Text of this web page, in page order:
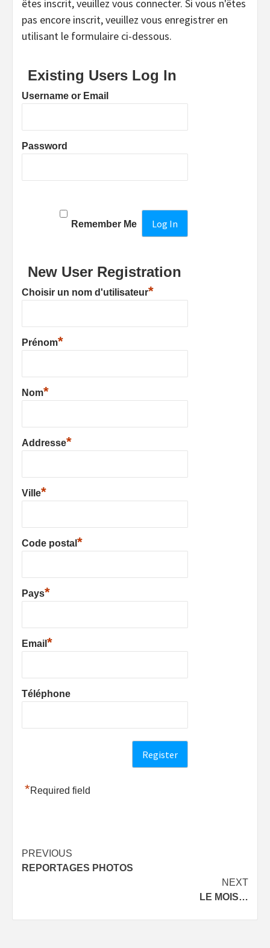
êtes inscrit, veuillez vous connecter. Si vous n'êtes
pas encore inscrit, veuillez vous enregistrer en
utilisant le formulaire ci-dessous.
Existing Users Log In
Username or Email
Password
Remember Me
New User Registration
Choisir un nom d'utilisateur*
Prénom*
Nom*
Addresse*
Ville*
Code postal *
Pays*
Email *
Téléphone
*Required field
Post
navigation
PREVIOUS
REPORTAGES PHOTOS
NEXT
LE MOIS…